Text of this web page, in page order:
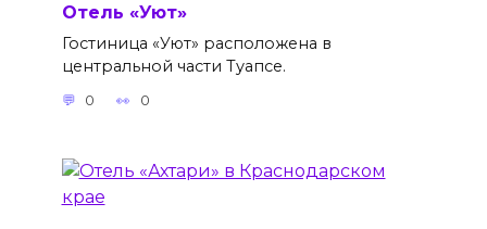
Отель «Уют»
Гостиница «Уют» расположена в
центральной части Туапсе.
0 0